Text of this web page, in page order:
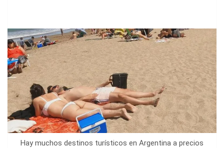
Hay muchos destinos turísticos en Argentina a precios